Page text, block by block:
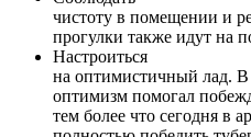
чистоту в помещении и
прогулки также идут на
Настроиться
на оптимистичный лад. В
оптимизм помогал
тем более что сегодня в